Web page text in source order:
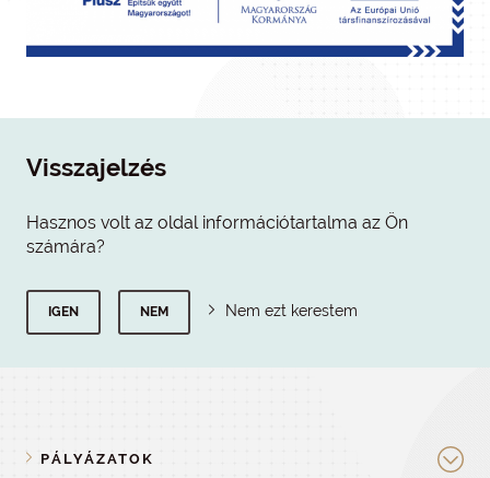
Visszajelzés
Hasznos volt az oldal információtartalma az Ön
számára?
IGEN NEM Nem ezt kerestem
PÁLYÁZATOK